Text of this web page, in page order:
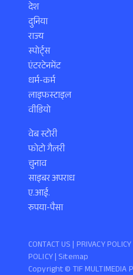
देश
दुनिया
राज्य
स्पोर्ट्स
एंटरटेनमेंट
धर्म-कर्म
लाइफस्टाइल
वीडियो
वेब स्टोरी
फोटो गैलरी
चुनाव
साइबर अपराध
ए.आई.
रुपया-पैसा
Copyright ©️ TIF MULTIMEDIA
CONTACT US | PRIVACY POLICY
POLICY| Sitemap